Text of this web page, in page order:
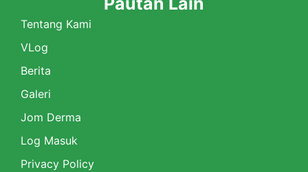
Tentang Kami
VLog
Berita
Galeri
Jom Derma
Log Masuk
Privacy Policy